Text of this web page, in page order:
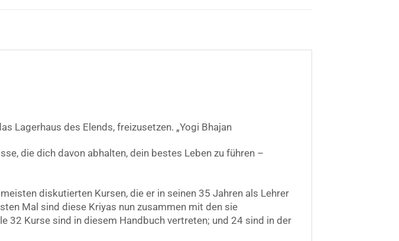
Lagerhaus des Elends, freizusetzen. „Yogi Bhajan
die dich davon abhalten, dein bestes Leben zu führen –
diskutierten Kursen, die er in seinen 35 Jahren als Lehrer
Mal sind diese Kriyas nun zusammen mit den sie
32 Kurse sind in diesem Handbuch vertreten; und 24 sind in der